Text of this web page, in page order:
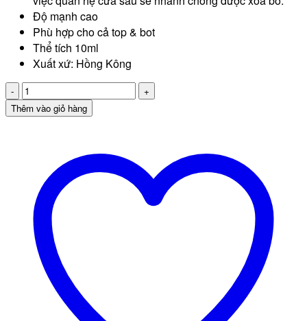
Độ mạnh cao
Phù hợp cho cả top & bot
Thể tích 10ml
Xuất xứ: Hồng Kông
Popper
C4
10ml
Orange
mát
cuồng
nhiệt
(Mới)
lượng
Thêm vào giỏ hàng